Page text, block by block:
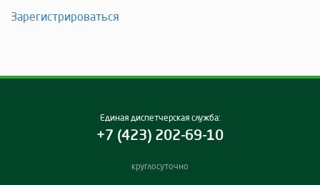
Зарегистрироваться
Единая диспетчерская служба:
+7 (423) 202-69-10
круглосуточно